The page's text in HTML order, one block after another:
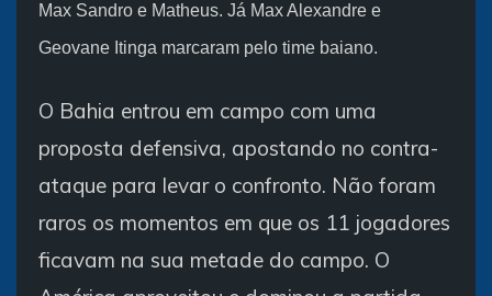
Max Sandro e Matheus. Já Max Alexandre e
Geovane Itinga marcaram pelo time baiano.
O Bahia entrou em campo com uma
proposta defensiva, apostando no contra-
ataque para levar o confronto. Não foram
raros os momentos em que os 11 jogadores
ficavam na sua metade do campo. O